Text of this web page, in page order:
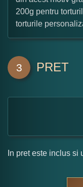
200g pentru
torturile
3 PRET
In pret este inclus si